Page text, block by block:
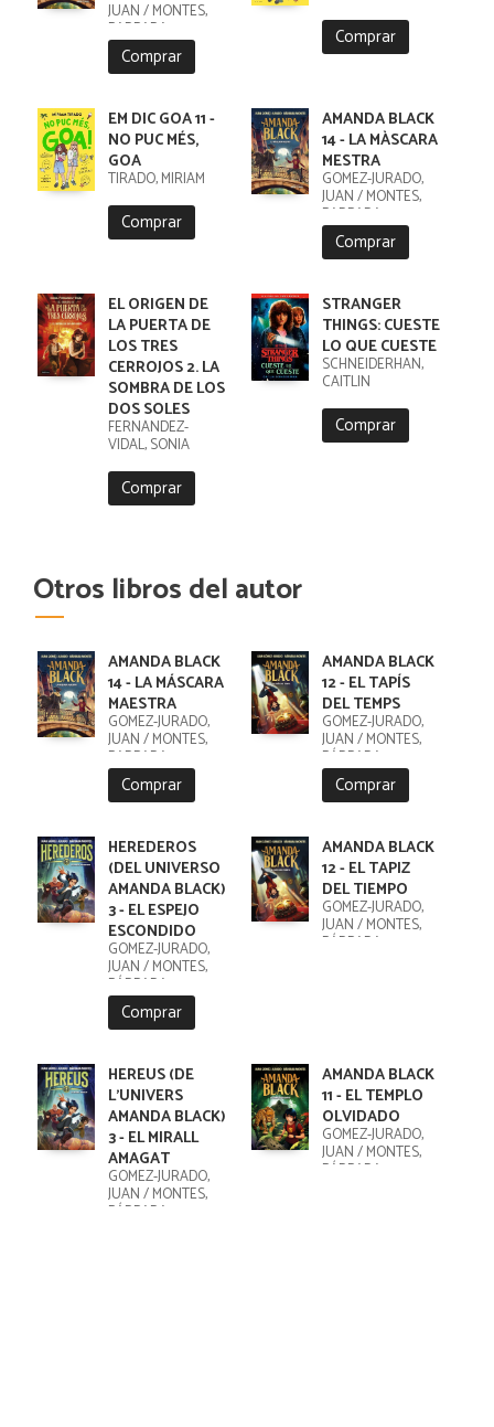
JUAN / MONTES,
BARBARA
Comprar
Comprar
EM DIC GOA 11 -
NO PUC MÉS,
GOA
TIRADO, MIRIAM
Comprar
AMANDA BLACK
14 - LA MÀSCARA
MESTRA
GOMEZ-JURADO,
JUAN / MONTES,
BARBARA
Comprar
EL ORIGEN DE
LA PUERTA DE
LOS TRES
CERROJOS 2. LA
SOMBRA DE LOS
DOS SOLES
FERNÁNDEZ-
VIDAL, SONIA
Comprar
STRANGER
THINGS: CUESTE
LO QUE CUESTE
SCHNEIDERHAN,
CAITLIN
Comprar
Otros libros del autor
AMANDA BLACK
14 - LA MÁSCARA
MAESTRA
GOMEZ-JURADO,
JUAN / MONTES,
BARBARA
Comprar
AMANDA BLACK
12 - EL TAPÍS
DEL TEMPS
GÓMEZ-JURADO,
JUAN / MONTES,
BÁRBARA
Comprar
HEREDEROS
(DEL UNIVERSO
AMANDA BLACK)
3 - EL ESPEJO
ESCONDIDO
GÓMEZ-JURADO,
JUAN / MONTES,
BÁRBARA
Comprar
AMANDA BLACK
12 - EL TAPIZ
DEL TIEMPO
GÓMEZ-JURADO,
JUAN / MONTES,
BÁRBARA
HEREUS (DE
L'UNIVERS
AMANDA BLACK)
3 - EL MIRALL
AMAGAT
GÓMEZ-JURADO,
JUAN / MONTES,
BÁRBARA
AMANDA BLACK
11 - EL TEMPLO
OLVIDADO
GÓMEZ-JURADO,
JUAN / MONTES,
BÁRBARA